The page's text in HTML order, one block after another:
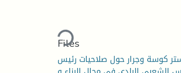
Loading...
Files
كوسة وجرار حول صلاحيات رئيس